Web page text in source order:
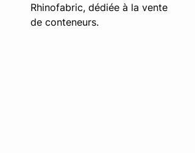
Rhinofabric, dédiée à la vente
de conteneurs.